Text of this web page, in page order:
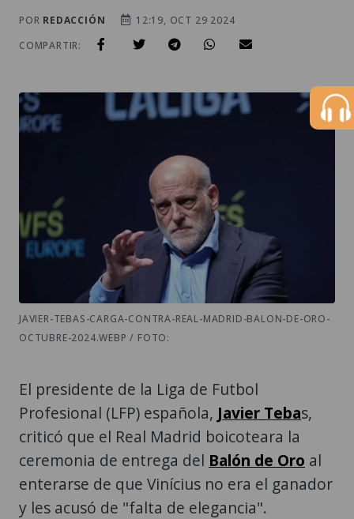
POR REDACCIÓN
12:19, OCT 29 2024
COMPARTIR:
JAVIER-TEBAS-CARGA-CONTRA-REAL-MADRID-BALON-DE-ORO-
OCTUBRE-2024.WEBP / FOTO:
El presidente de la Liga de Futbol
Profesional (LFP) española, Javier Tebas,
criticó que el Real Madrid boicoteara la
ceremonia de entrega del Balón de Oro al
enterarse de que Vinícius no era el ganador
y les acusó de "falta de elegancia".